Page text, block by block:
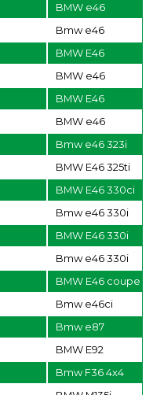
BMW e46
Bmw e46
BMW E46
BMW e46
BMW E46
BMW e46
Bmw e46 323i
BMW E46 325ti
BMW E46 330ci
Bmw e46 330i
BMW E46 330i
Bmw e46 330i
BMW E46 coupe
Bmw e46ci
Bmw e87
BMW E92
Bmw F36 4x4